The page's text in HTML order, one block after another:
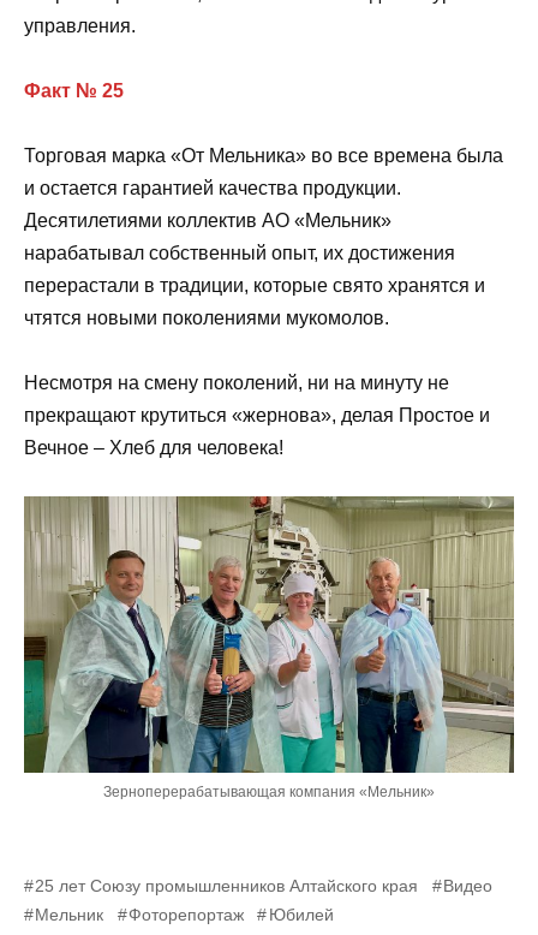
управления.
Факт № 25
Торговая марка «От Мельника» во все времена была
и остается гарантией качества продукции.
Десятилетиями коллектив АО «Мельник»
нарабатывал собственный опыт, их достижения
перерастали в традиции, которые свято хранятся и
чтятся новыми поколениями мукомолов.
Несмотря на смену поколений, ни на минуту не
прекращают крутиться «жернова», делая Простое и
Вечное – Хлеб для человека!
Зерноперерабатывающая компания «Мельник»
25 лет Союзу промышленников Алтайского края
Видео
Мельник
Фоторепортаж Юбилей